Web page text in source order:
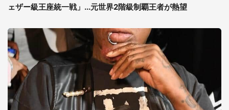
ェザー級王座統一戦」...元世界2階級制覇王者が熱望